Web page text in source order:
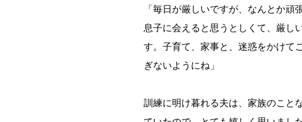
「毎日が厳しいですが、なんとか頑
息子に会えると思うとしくて、厳し
す。子育て、家事と、迷惑をかけて
ぎないようにね」
訓練に明け暮れる夫は、家族のこと